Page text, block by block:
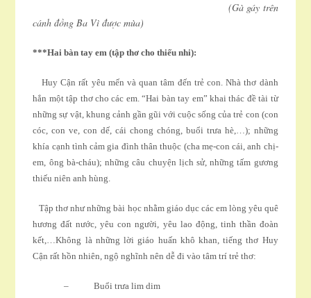
(Gà gáy trên
cánh đồng Ba Vì được mùa)
***Hai bàn tay em (tập thơ cho thiếu nhi):
Huy Cận rất yêu mến và quan tâm đến trẻ con. Nhà thơ dành
hẳn một tập thơ cho các em. “Hai bàn tay em” khai thác đề tài từ
những sự vật, khung cảnh gần gũi với cuộc sống của trẻ con (con
cóc, con ve, con dế, cái chong chóng, buổi trưa hè,…); những
khía cạnh tình cảm gia đình thân thuộc (cha mẹ-con cái, anh chị-
em, ông bà-cháu); những câu chuyện lịch sử, những tấm gương
thiếu niên anh hùng.
Tập thơ như những bài học nhằm giáo dục các em lòng yêu quê
hương đất nước, yêu con người, yêu lao động, tinh thần đoàn
kết,…Không là những lời giáo huấn khô khan, tiếng thơ Huy
Cận rất hồn nhiên, ngộ nghĩnh nên dễ đi vào tâm trí trẻ thơ:
– Buổi trưa lim dim